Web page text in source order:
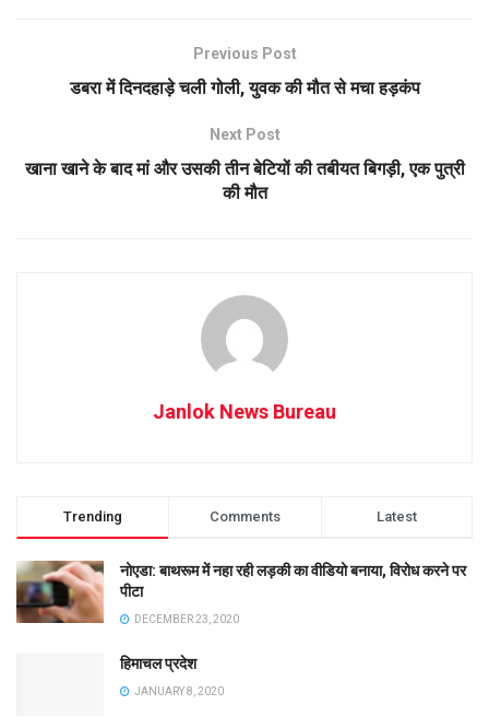
Previous Post
डबरा में दिनदहाड़े चली गोली, युवक की मौत से मचा हड़कंप
Next Post
खाना खाने के बाद मां और उसकी तीन बेटियों की तबीयत बिगड़ी, एक पुत्री
की मौत
Janlok News Bureau
Trending Comments Latest
नोएडा: बाथरूम में नहा रही लड़की का वीडियो बनाया, विरोध करने पर
पीटा
DECEMBER 23, 2020
हिमाचल प्रदेश
JANUARY 8, 2020